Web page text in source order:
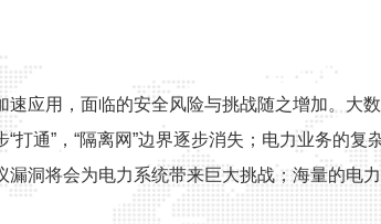
应用，面临的安全风险与挑战随之增加。大
通”，“隔离网”边界逐步消失；电力业务的
洞将会为电力系统带来巨大挑战；海量的电